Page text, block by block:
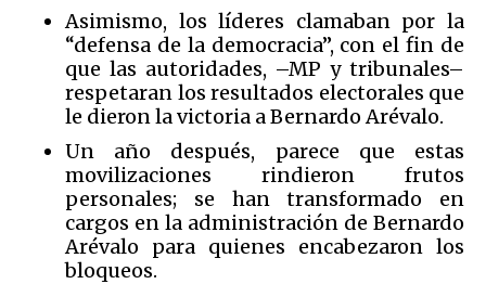
Asimismo, los líderes clamaban por la
“defensa de la democracia”, con el fin de
que las autoridades, –MP y tribunales–
respetaran los resultados electorales que
le dieron la victoria a Bernardo Arévalo.
Un año después, parece que estas
movilizaciones rindieron frutos
personales; se han transformado en
cargos en la administración de Bernardo
Arévalo para quienes encabezaron los
bloqueos.